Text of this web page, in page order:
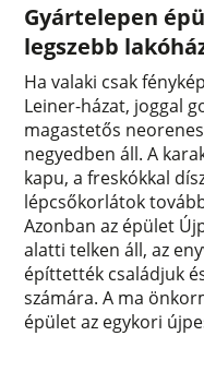
Gyártelepen
legszebb
Ha valaki csak
Leiner-házat, joggal
magastetős
negyedben áll. A
kapu, a freskókkal
lépcsőkorlátok
Azonban az épület
alatti telken áll, az
építtették családjuk
számára. A ma
épület az egykori